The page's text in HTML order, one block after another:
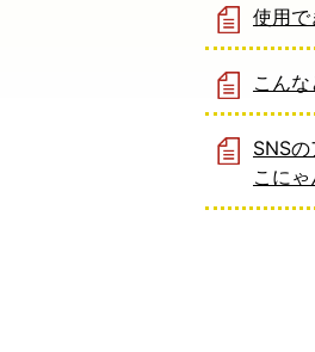
使用で
こん
SNS
こに